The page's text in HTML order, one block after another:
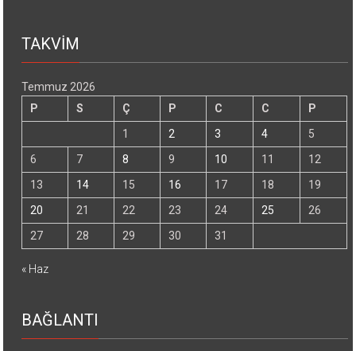
TAKVİM
Temmuz 2026
P
S Ç P C C
P
1
2 3 4
5
6
7 8 9 10 11
12
13
14 15 16 17 18
19
20
21 22 23 24 25
26
27
28 29 30 31
« Haz
BAĞLANTI